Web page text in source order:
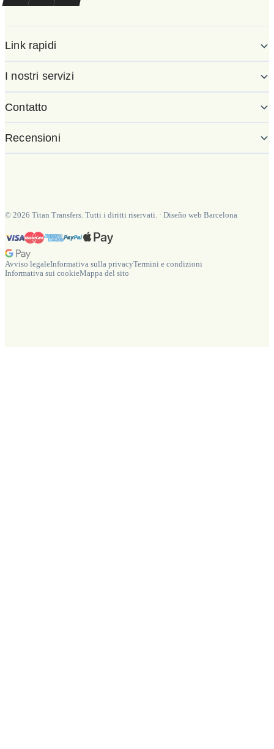
Link rapidi
I nostri servizi
Contatto
Recensioni
© 2026 Titan Transfers. Tutti i diritti riservati. · Diseño web Barcelona
Avviso legaleInformativa sulla privacyTermini e condizioni
Informativa sui cookieMappa del sito